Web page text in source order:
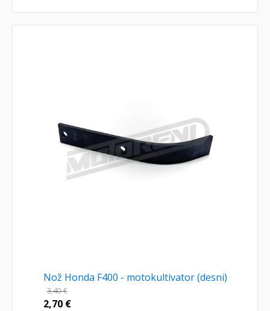
Nož Honda F400 - motokultivator (desni)
3,40€
2,70 €